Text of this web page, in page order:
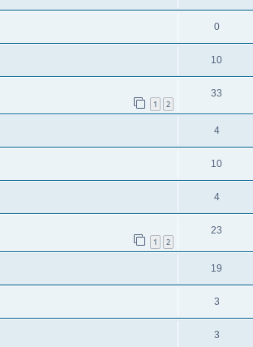
0
10
1 2
33
4
10
4
1 2
23
19
3
3